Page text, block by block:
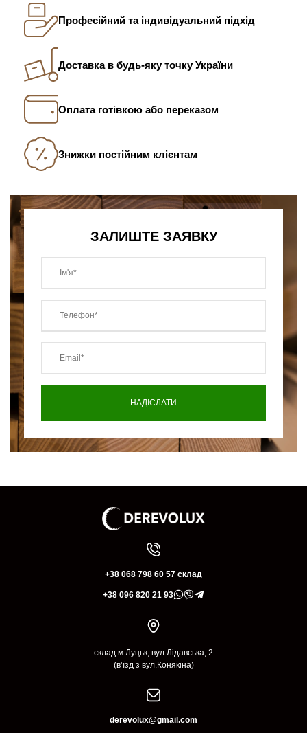
Професійний та індивідуальний підхід
Доставка в будь-яку точку України
Оплата готівкою або переказом
Знижки постійним клієнтам
ЗАЛИШТЕ ЗАЯВКУ
+38 068 798 60 57 склад
+38 096 820 21 93
склад м.Луцьк, вул.Лідавська, 2
(в’їзд з вул.Конякіна)
derevolux@gmail.com